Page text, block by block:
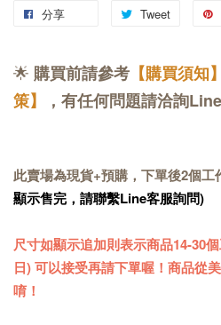
分享 Tweet
🌟 購買前請參考 【購買須知】
策】
，有任何問題請洽詢Line
此賣場為現貨+預購，下單後2個工
顯示售完，請聯繫Line客服詢問)
尺寸如顯示追加則表示商品14-30
日) 可以接受再請下單喔！商品從
唷！